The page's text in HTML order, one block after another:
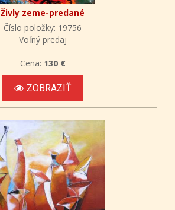
Živly zeme-predané
Číslo položky: 19756
Voľný predaj
Cena: 130 €
ZOBRAZIŤ